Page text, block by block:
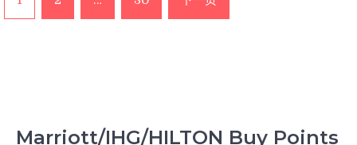
直
舱
章
Marriott/IHG/HILTON Buy Points